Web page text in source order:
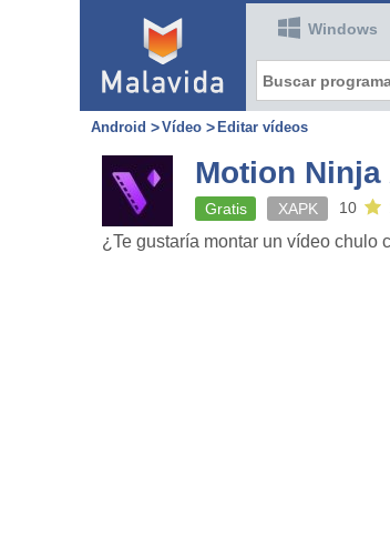
Windows
Android Vídeo Editar vídeos
Motion
Gratis XAPK 10
¿Te gustaría montar un vídeo chulo